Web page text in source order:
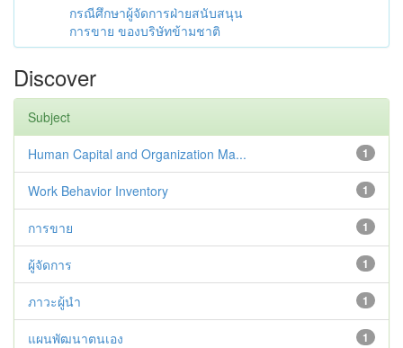
กรณีศึกษาผู้จัดการฝ่ายสนับสนุน
การขาย ของบริษัทข้ามชาติ
Discover
Subject
1
Human Capital and Organization Ma...
1
Work Behavior Inventory
1
การขาย
1
ผู้จัดการ
1
ภาวะผู้นำ
1
แผนพัฒนาตนเอง